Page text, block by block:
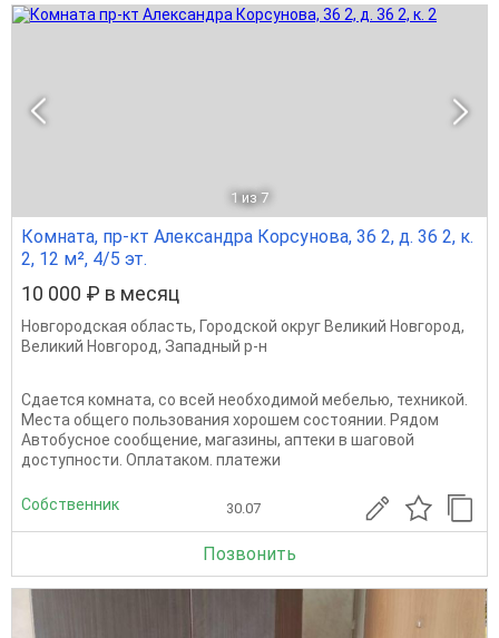
1 из 7
Комната, пр-кт Александра Корсунова, 36 2, д. 36 2, к.
2, 12 м², 4/5 эт.
10 000 ₽ в месяц
Новгородская область, Городской округ Великий Новгород,
Великий Новгород, Западный р-н
Сдается комната, со всей необходимой мебелью, техникой.
Места общего пользования хорошем состоянии. Рядом
Автобусное сообщение, магазины, аптеки в шаговой
доступности. Оплатаком. платежи
Собственник 30.07
Позвонить